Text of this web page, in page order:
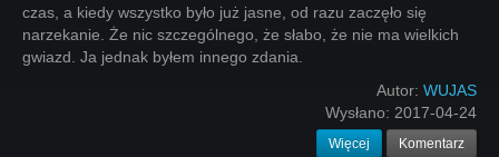
czas, a kiedy wszystko było już jasne, od razu zaczęło się
narzekanie. Że nic szczególnego, że słabo, że nie ma wielkich
gwiazd. Ja jednak byłem innego zdania.
Autor: WUJAS
Wysłano: 2017-04-24
Więcej Komentarz